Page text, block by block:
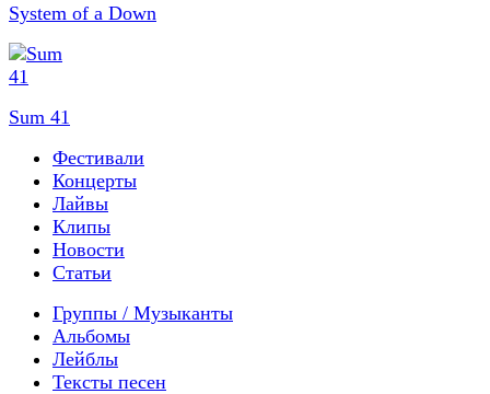
System of a Down
Sum 41
Фестивали
Концерты
Лайвы
Клипы
Новости
Статьи
Группы / Музыканты
Альбомы
Лейблы
Тексты песен